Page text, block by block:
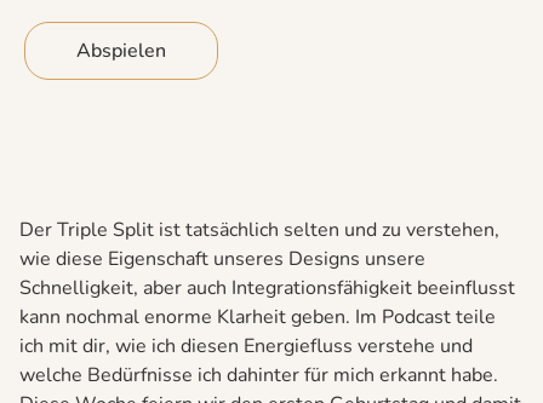
Abspielen
Der Triple Split ist tatsächlich selten und zu verstehen,
wie diese Eigenschaft unseres Designs unsere
Schnelligkeit, aber auch Integrationsfähigkeit beeinflusst
kann nochmal enorme Klarheit geben. Im Podcast teile
ich mit dir, wie ich diesen Energiefluss verstehe und
welche Bedürfnisse ich dahinter für mich erkannt habe.